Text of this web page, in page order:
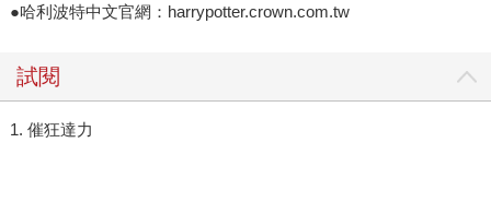
●哈利波特中文官網：harrypotter.crown.com.tw
試閱
1. 催狂達力